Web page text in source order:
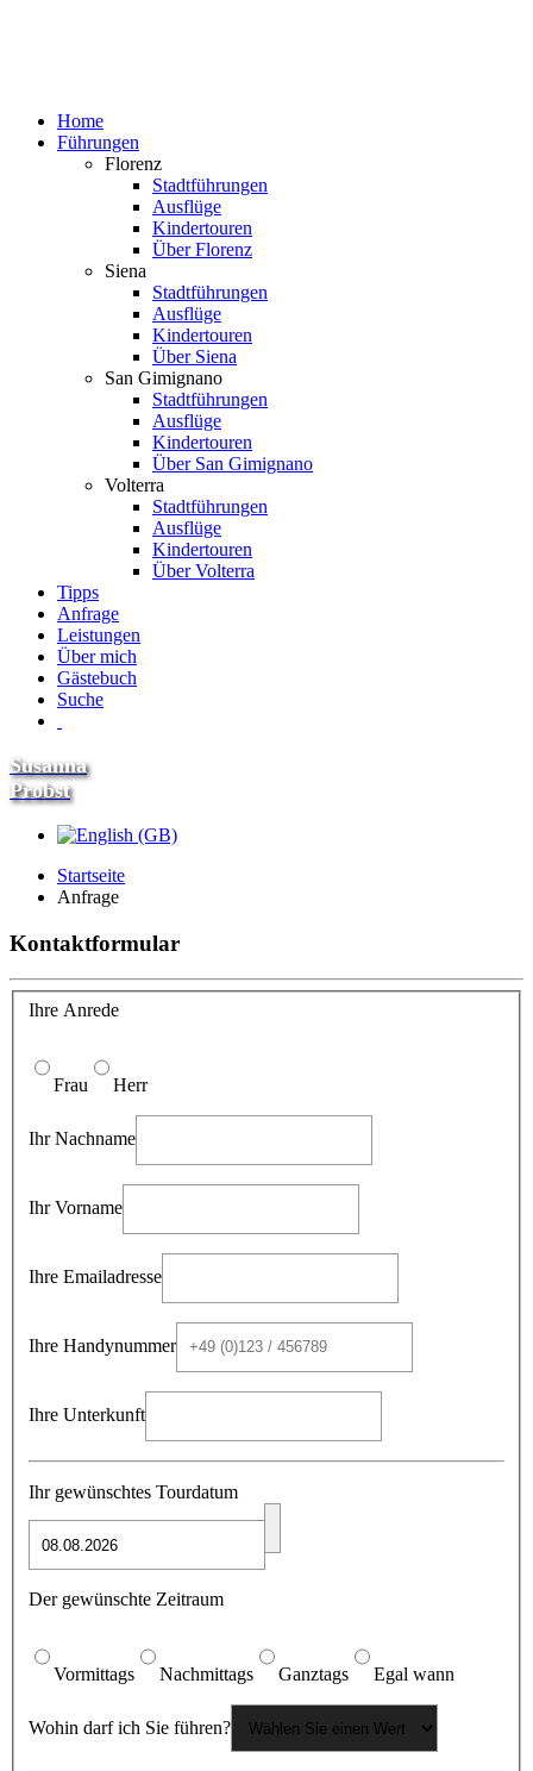
Home
Führungen
Florenz
Stadtführungen
Ausflüge
Kindertouren
Über Florenz
Siena
Stadtführungen
Ausflüge
Kindertouren
Über Siena
San Gimignano
Stadtführungen
Ausflüge
Kindertouren
Über San Gimignano
Volterra
Stadtführungen
Ausflüge
Kindertouren
Über Volterra
Tipps
Anfrage
Leistungen
Über mich
Gästebuch
Suche
Susanna
Probst
Startseite
Anfrage
Kontaktformular
Ihre Anrede
Frau Herr
Ihr Nachname
Ihr Vorname
Ihre Emailadresse
Ihre Handynummer
Ihre Unterkunft
Ihr gewünschtes Tourdatum
Der gewünschte Zeitraum
Vormittags Nachmittags Ganztags Egal wann
Wohin darf ich Sie führen?